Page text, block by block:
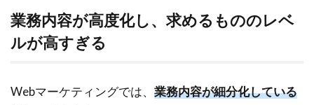
業務内容が高度化し、求めるもののレベ
ルが高すぎる
Webマーケティングでは、 業務内容が細分化している